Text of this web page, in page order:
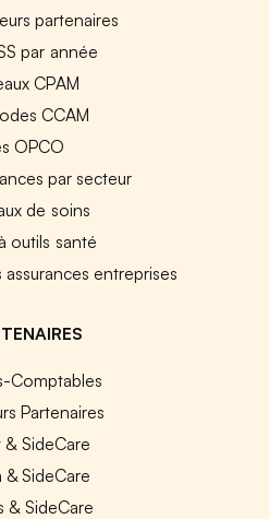
partenaires
par année
CPAM
CCAM
OPCO
par secteur
de soins
outils santé
assurances entreprises
Comptables
Partenaires
& SideCare
& SideCare
& SideCare